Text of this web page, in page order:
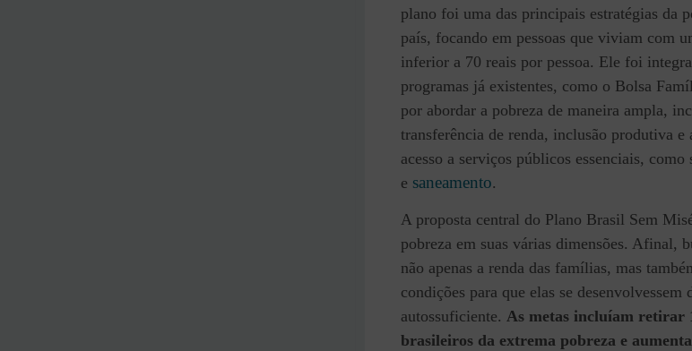
plano foi uma das principais estratégias da
país, focando em pessoas que viviam com
inferior a 70 reais por pessoa. Ele foi
programas já existentes, como o Bolsa
por abordar a pobreza de maneira ampla,
transferência de renda, inclusão produtiva e
acesso a serviços públicos essenciais, como
e saneamento.
A proposta central do Plano Brasil Sem
pobreza em suas várias dimensões. Afinal,
não apenas a renda das famílias, mas
condições para que elas se desenvolvessem
autossuficiente. As metas incluíam retirar
brasileiros da extrema pobreza e